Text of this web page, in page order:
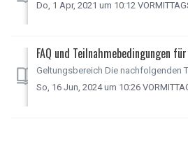
Do, 1 Apr, 2021 um 10:12
FAQ und Teilnahmebedingungen
So, 16 Jun, 2024 um 10:26